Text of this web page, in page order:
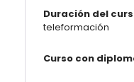
Duración del
teleformación
Curso con